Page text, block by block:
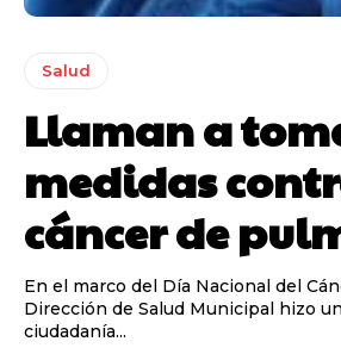
Salud
Llaman a
medidas
cáncer de
En el marco del Día Nacional del
Dirección de Salud Municipal hizo
ciudadanía...